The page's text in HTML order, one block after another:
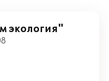
экология"